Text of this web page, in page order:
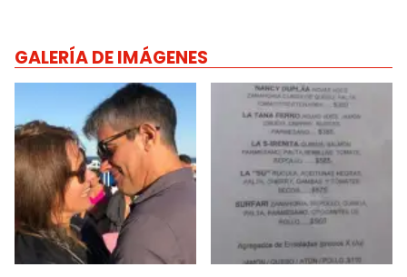
GALERÍA DE IMÁGENES